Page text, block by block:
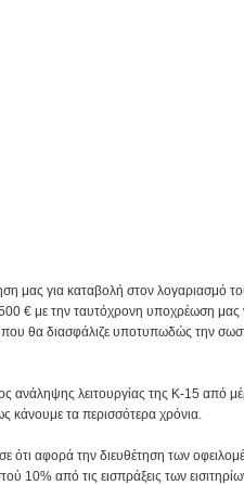
μας για καταβολή στον λογαριασμό
€ με την ταυτόχρονη υποχρέωση μας
θα διασφάλιζε υποτυπωδώς την
ανάληψης λειτουργίας της Κ-15 από
κάνουμε τα περισσότερα χρόνια.
αφορά την διευθέτηση των
από τις εισπράξεις των εισιτηρίων